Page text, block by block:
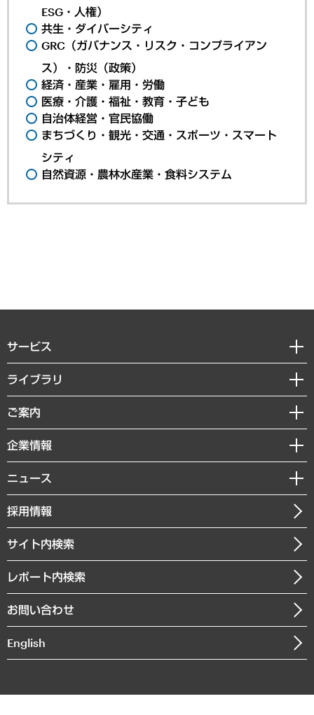
ESG・人権）
共生・ダイバーシティ
GRC（ガバナンス・リスク・コンプライアン
ス）・防災（政策）
経済・産業・雇用・労働
医療・介護・福祉・教育・子ども
自治体経営・官民協働
まちづくり・観光・交通・スポーツ・スマート
シティ
自然資源・農林水産業・食料システム
サービス
経営戦略
組織・人事戦略
デジタルイノベーション
共生・ダイバーシティ
GRC（ガバナンス・リスク・コンプライアンス）・防災（政策）
経済・産業・雇用・労働
まちづくり・観光・交通・スポーツ・スマートシティ
自然資源・農林水産業・食料システム
ライブラリ
経済調査
レポート
コラム
経営用語集
受託・受注実績（官公庁関連）
メディア掲載・出演
ご案内
セミナー・イベント情報
MUFGビジネスセミナー
受託案件情報
企業情報
私たちの想い
社長メッセージ
会社概要
沿革
組織図・本部部室紹介
インドネシア現地法人
個人情報保護方針
ニュース
ニュースリリース
お知らせ
採用情報
サイト内検索
レポート内検索
お問い合わせ
English